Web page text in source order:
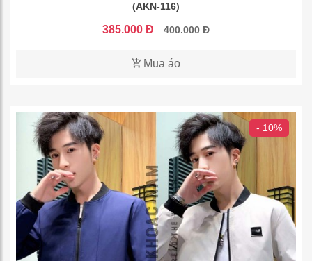
(AKN-116)
385.000 Đ 400.000 Đ
Mua áo
- 10%